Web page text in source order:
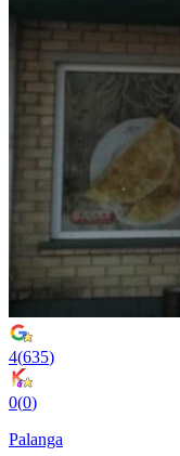
4(635)
0(0)
Palanga